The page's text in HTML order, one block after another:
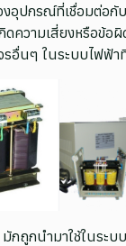
งอุปกรณ์ที่เชื่อมต่อกั
ความเสี่ยงหรือข้อผิ
อื่นๆ ในระบบไฟฟ้า
ถูกนำมาใช้ในระบ